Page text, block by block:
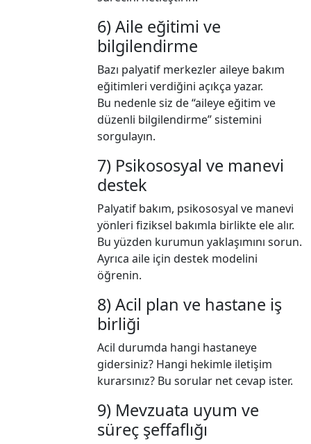
6) Aile eğitimi ve
bilgilendirme
Bazı palyatif merkezler aileye bakım
eğitimleri verdiğini açıkça yazar.
Bu nedenle siz de “aileye eğitim ve
düzenli bilgilendirme” sistemini
sorgulayın.
7) Psikososyal ve manevi
destek
Palyatif bakım, psikososyal ve manevi
yönleri fiziksel bakımla birlikte ele alır.
Bu yüzden kurumun yaklaşımını sorun.
Ayrıca aile için destek modelini
öğrenin.
8) Acil plan ve hastane iş
birliği
Acil durumda hangi hastaneye
gidersiniz? Hangi hekimle iletişim
kurarsınız? Bu sorular net cevap ister.
9) Mevzuata uyum ve
süreç şeffaflığı